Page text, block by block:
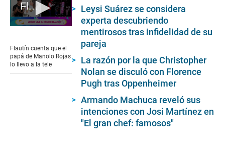
Flautín cuenta que el papá de Manolo Rojas lo llevo a la tele
of
1
minute,
Flautín cuenta que el
papá de Manolo Rojas
lo llevo a la tele
Leysi Suárez se considera
experta descubriendo
mentirosos tras infidelidad de su
pareja
La razón por la que Christopher
Nolan se disculó con Florence
Pugh tras Oppenheimer
Armando Machuca reveló sus
intenciones con Josi Martínez en
"El gran chef: famosos"